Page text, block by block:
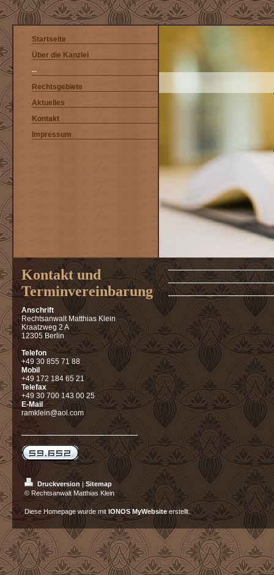
Startseite
Über die Kanzlei
--
Rechtsgebiete
Aktuelles
Kontakt
Impressum
Kontakt und
Terminvereinbarung
Anschrift
Rechtsanwalt Matthias Klein
Kraatzweg 2 A
12305 Berlin
Telefon
+49 30 855 71 88
Mobil
+49 172 184 65 21
Telefax
+49 30 700 143 00 25
E-Mail
ramklein@aol.com
Druckversion| Sitemap
© Rechtsanwalt Matthias Klein
Diese Homepage wurde mitIONOS MyWebsiteerstellt.